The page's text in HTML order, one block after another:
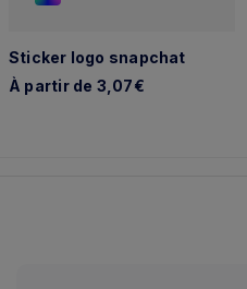
Sticker logo snapchat
À partir de 3,07€